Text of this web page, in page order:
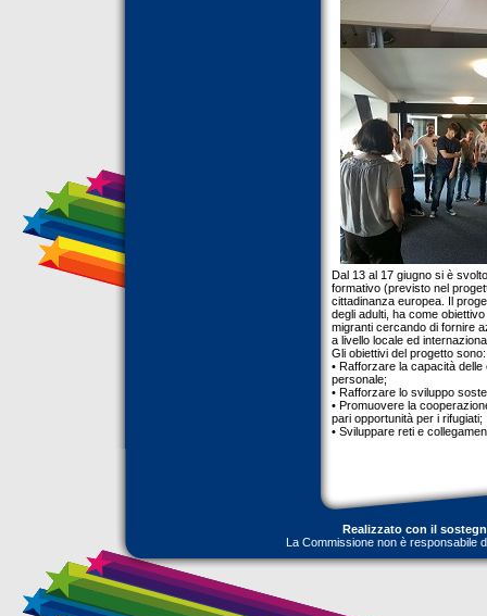
Dal 13 al 17 giugno si è
formativo (previsto nel
cittadinanza europea. Il
degli adulti, ha come
migranti cercando di fornire
a livello locale ed
Gli obiettivi del progetto sono:
• Rafforzare la capacità
personale;
• Rafforzare lo sviluppo
• Promuovere la
pari opportunità per i rifugiati;
• Sviluppare reti e
Realizzato con il
La Commissione non è responsabile